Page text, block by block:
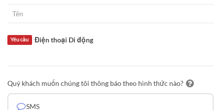
Điện thoại Di động
Yêu cầu
Quý khách muốn chúng tôi thông báo theo hình thức nào?
SMS